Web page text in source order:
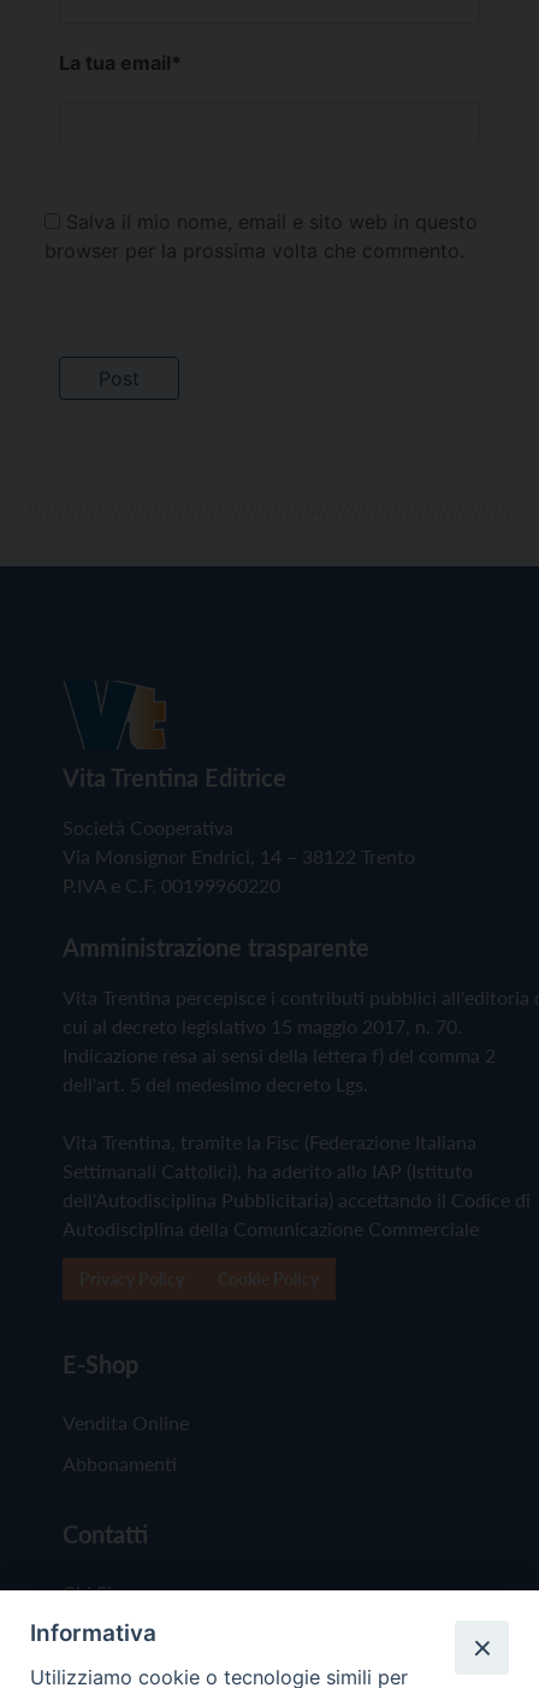
La tua email*
Salva il mio nome, email e sito web in questo
browser per la prossima volta che commento.
Vita Trentina Editrice
Società Cooperativa
Via Monsignor Endrici, 14 – 38122 Trento
P.IVA e C.F. 00199960220
Amministrazione trasparente
Vita Trentina percepisce i contributi pubblici all'editoria
cui al decreto legislativo 15 maggio 2017, n. 70.
Indicazione resa ai sensi della lettera f) del comma 2
dell'art. 5 del medesimo decreto Lgs.
Vita Trentina, tramite la Fisc (Federazione Italiana
Settimanali Cattolici), ha aderito allo IAP (Istituto
dell'Autodisciplina Pubblicitaria) accettando il Codice di
Autodisciplina della Comunicazione Commerciale
E-Shop
Vendita Online
Abbonamenti
Contatti
Chi Siamo
Redazione
Scrivici
Informativa
Utilizziamo cookie o tecnologie simili per